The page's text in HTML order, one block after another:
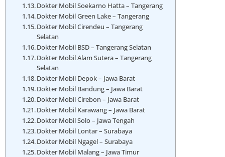
Dokter Mobil Soekarno Hatta – Tangerang
Dokter Mobil Green Lake – Tangerang
Dokter Mobil Cirendeu – Tangerang
Selatan
Dokter Mobil BSD – Tangerang Selatan
Dokter Mobil Alam Sutera – Tangerang
Selatan
Dokter Mobil Depok – Jawa Barat
Dokter Mobil Bandung – Jawa Barat
Dokter Mobil Cirebon – Jawa Barat
Dokter Mobil Karawang – Jawa Barat
Dokter Mobil Solo – Jawa Tengah
Dokter Mobil Lontar – Surabaya
Dokter Mobil Ngagel – Surabaya
Dokter Mobil Malang – Jawa Timur